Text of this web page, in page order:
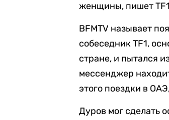
женщины, пишет
BFMTV называет
собеседник TF1,
стране, и пытался
мессенджер
этого поездки в
Дуров мог сделать